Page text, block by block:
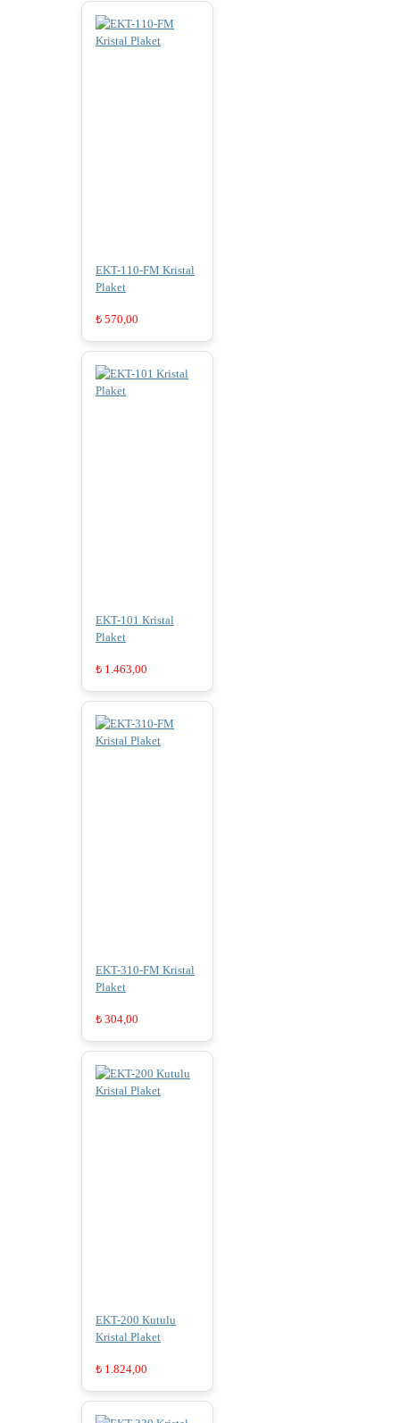
EKT-110-FM Kristal
Plaket
₺ 570,00
EKT-101 Kristal
Plaket
₺ 1.463,00
EKT-310-FM Kristal
Plaket
₺ 304,00
EKT-200 Kutulu
Kristal Plaket
₺ 1.824,00